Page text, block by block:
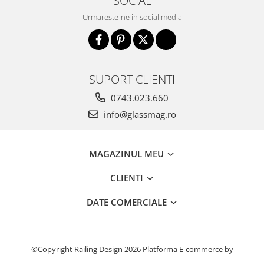
Urmareste-ne in social media
SUPORT CLIENTI
0743.023.660
info@glassmag.ro
MAGAZINUL MEU
CLIENTI
DATE COMERCIALE
©Copyright Railing Design 2026 Platforma E-commerce by